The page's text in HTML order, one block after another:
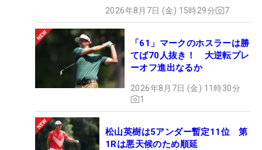
2026年8月7日 (金) 15時29分 7
「61」マークのホスラーは勝
てば70人抜き！ 大逆転プレ
ーオフ進出なるか
2026年8月7日 (金) 11時30分
1
松山英樹は5アンダー暫定11位 第
1Rは悪天候のため順延